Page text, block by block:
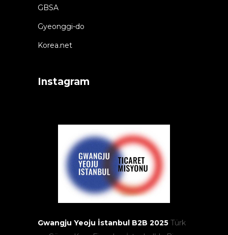
GBSA
Gyeonggi-do
Korea.net
Instagram
Gwangju Yeoju İstanbul B2B 2025 Türk